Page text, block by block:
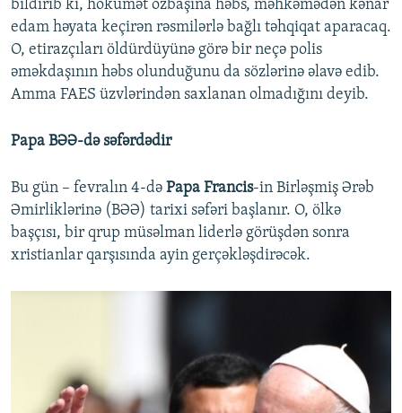
bildirib ki, hökumət özbaşına həbs, məhkəmədən kənar
edam həyata keçirən rəsmilərlə bağlı təhqiqat aparacaq.
O, etirazçıları öldürdüyünə görə bir neçə polis
əməkdaşının həbs olunduğunu da sözlərinə əlavə edib.
Amma FAES üzvlərindən saxlanan olmadığını deyib.
Papa BƏƏ-də səfərdədir
Bu gün – fevralın 4-də Papa Francis-in Birləşmiş Ərəb
Əmirliklərinə (BƏƏ) tarixi səfəri başlanır. O, ölkə
başçısı, bir qrup müsəlman liderlə görüşdən sonra
xristianlar qarşısında ayin gerçəkləşdirəcək.